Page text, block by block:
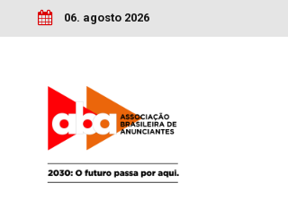
06. agosto 2026